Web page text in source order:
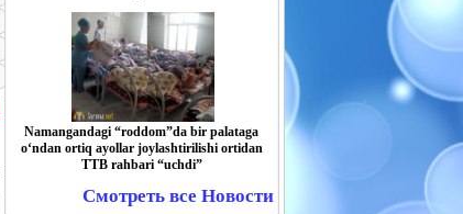
Namangandagi “roddom”da bir palataga
o‘ndan ortiq ayollar joylashtirilishi ortidan
TTB rahbari “uchdi”
Смотреть все Новости